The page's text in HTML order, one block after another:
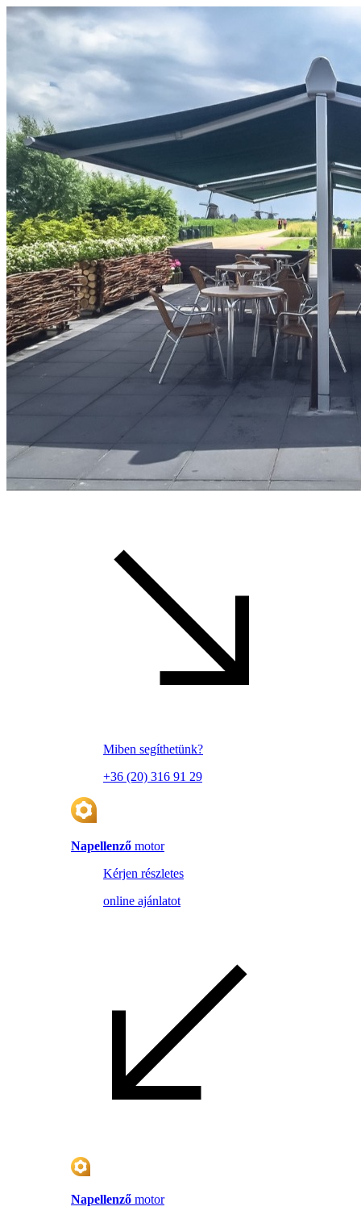
Miben segíthetünk?
+36 (20) 316 91 29
Napellenző motor
Kérjen részletes
online ajánlatot
Napellenző motor